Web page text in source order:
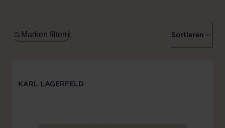
Marken filtern Sortieren
KARL LAGERFELD